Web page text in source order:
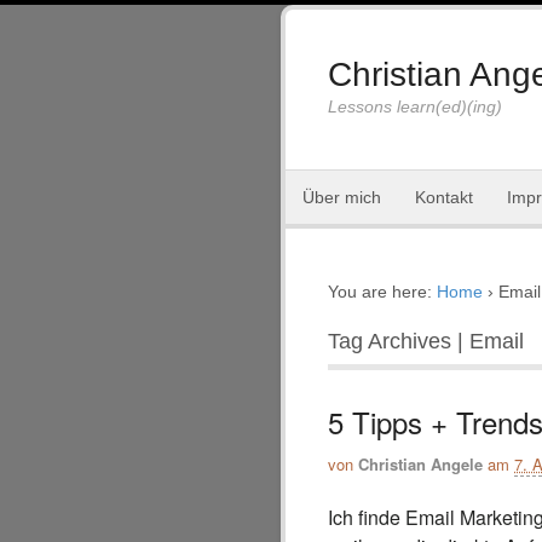
Christian
Lessons learn(ed)(ing)
Über mich Kontakt
You are here: Home › Email
Tag Archives | Email
5 Tipps +
von Christian Angele am 7.
Ich finde Email